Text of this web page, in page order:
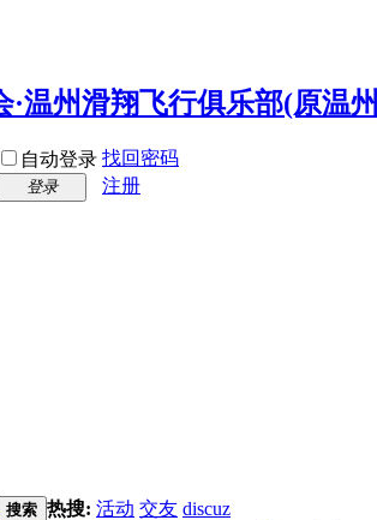
自动登录 找回密码
登录 注册
搜索 热搜: 活动 交友 discuz